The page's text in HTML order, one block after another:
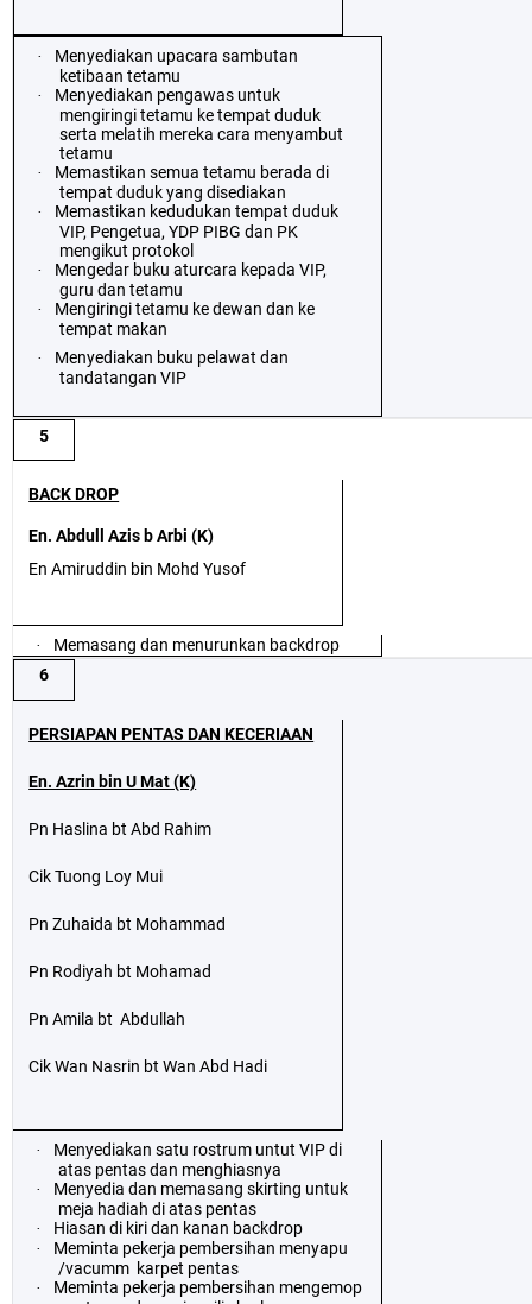
·
Menyediakan upacara sambutan
ketibaan tetamu
·
Menyediakan pengawas untuk
mengiringi tetamu ke tempat duduk
serta melatih mereka cara menyambut
tetamu
·
Memastikan semua tetamu berada di
tempat duduk yang disediakan
·
Memastikan kedudukan tempat duduk
VIP, Pengetua, YDP PIBG dan PK
mengikut protokol
·
Mengedar buku aturcara kepada VIP,
guru dan tetamu
·
Mengiringi tetamu ke dewan dan ke
tempat makan
·
Menyediakan buku pelawat dan
tandatangan VIP
5
BACK DROP
En. Abdull Azis b Arbi (K)
En Amiruddin bin Mohd Yusof
·
Memasang dan menurunkan backdrop
6
PERSIAPAN PENTAS DAN KECERIAAN
En. Azrin bin U Mat (K)
Pn Haslina bt Abd Rahim
Cik Tuong Loy Mui
Pn Zuhaida bt Mohammad
Pn Rodiyah bt Mohamad
Pn Amila bt Abdullah
Cik Wan Nasrin bt Wan Abd Hadi
·
Menyediakan satu rostrum untut VIP di
atas pentas dan menghiasnya
·
Menyedia dan memasang skirting untuk
meja hadiah di atas pentas
· Hiasan di kiri dan kanan backdrop
·
Meminta pekerja pembersihan menyapu
/vacumm karpet pentas
·
Meminta pekerja pembersihan mengemop